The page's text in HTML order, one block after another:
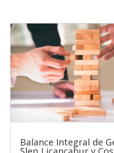
Balance Integral de